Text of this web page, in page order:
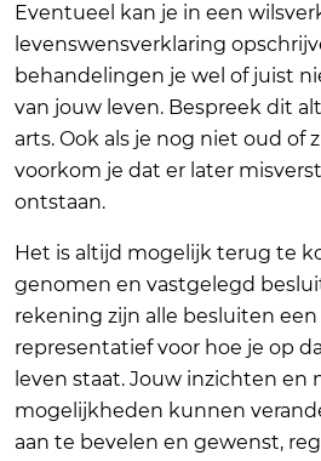
Eventueel kan je in een
levenswensverklaring
behandelingen je wel of juist
van jouw leven. Bespreek dit
arts. Ook als je nog niet oud of
voorkom je dat er later
ontstaan.
Het is altijd mogelijk terug te
genomen en vastgelegd
rekening zijn alle besluiten
representatief voor hoe je op
leven staat. Jouw inzichten en
mogelijkheden kunnen
aan te bevelen en gewenst,